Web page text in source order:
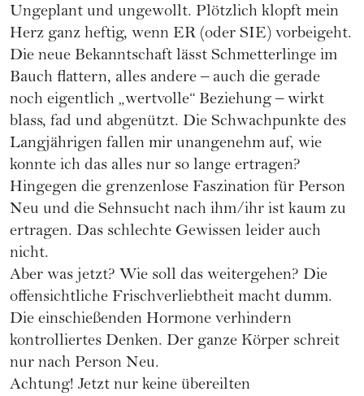
Ungeplant und ungewollt. Plötzlich klopft mein
Herz ganz heftig, wenn ER (oder SIE) vorbeigeht.
Die neue Bekanntschaft lässt Schmetterlinge im
Bauch flattern, alles andere – auch die gerade
noch eigentlich „wertvolle“ Beziehung – wirkt
blass, fad und abgenützt. Die Schwachpunkte des
Langjährigen fallen mir unangenehm auf, wie
konnte ich das alles nur so lange ertragen?
Hingegen die grenzenlose Faszination für Person
Neu und die Sehnsucht nach ihm/ihr ist kaum zu
ertragen. Das schlechte Gewissen leider auch
nicht.
Aber was jetzt? Wie soll das weitergehen? Die
offensichtliche Frischverliebtheit macht dumm.
Die einschießenden Hormone verhindern
kontrolliertes Denken. Der ganze Körper schreit
nur nach Person Neu.
Achtung! Jetzt nur keine übereilten